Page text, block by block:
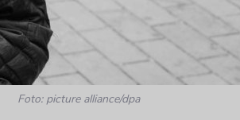
Foto: picture alliance/dpa